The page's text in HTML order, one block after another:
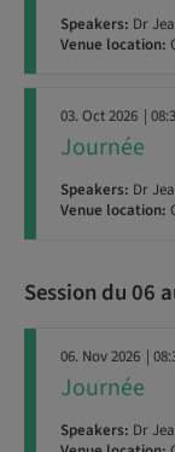
Speakers: Dr
Venue location:
03. Oct 2026 |
Journée
Speakers: Dr
Venue location:
Session du 06
06. Nov 2026 |
Journée
Speakers: Dr